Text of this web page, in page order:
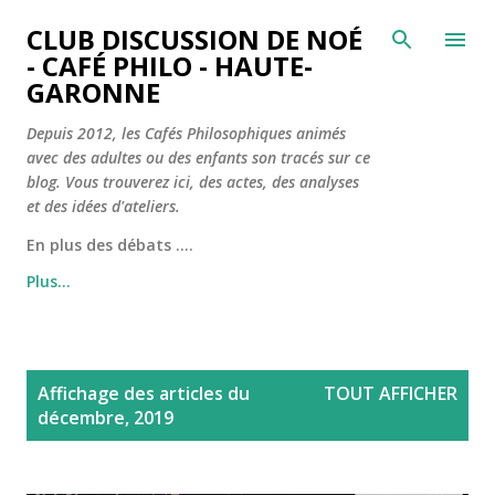
Accéder au contenu principal
CLUB DISCUSSION DE NOÉ
- CAFÉ PHILO - HAUTE-
GARONNE
Depuis 2012, les Cafés Philosophiques animés
avec des adultes ou des enfants son tracés sur ce
blog. Vous trouverez ici, des actes, des analyses
et des idées d'ateliers.
En plus des débats ....
Plus…
Affichage des articles du
décembre, 2019
TOUT AFFICHER